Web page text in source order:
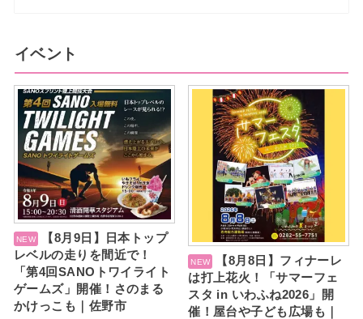
イベント
【8月9日】日本トップ
レベルの走りを間近で！
「第4回SANOトワイライト
ゲームズ」開催！さのまる
かけっこも｜佐野市
【8月8日】フィナーレ
は打上花火！「サマーフェ
スタ in いわふね2026」開
催！屋台や子ども広場も｜